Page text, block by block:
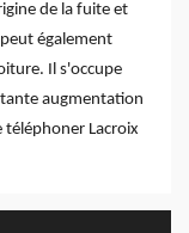
de la fuite et
également
Il s'occupe
augmentation
téléphoner Lacroix